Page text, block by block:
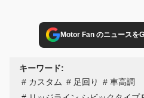
Motor Fan のニュースを
キーワード:
カスタム
足回り
車高調